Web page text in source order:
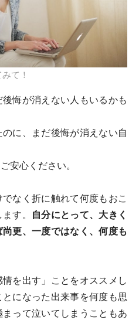
て！
悔が消えない人もいるかも
のに、まだ後悔が消えない自
安心ください。
なく折に触れて何度もおこ
す。
自分にとって、大きく
更、一度ではなく、何度も
を出す」ことをオススメし
になった出来事を何度も思
って泣いてしまうこともあ